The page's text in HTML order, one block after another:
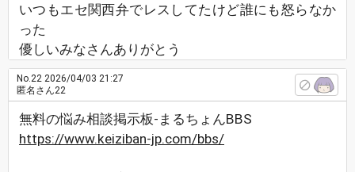
いつもエセ関西弁でレスしてたけど誰にも怒らなか
った
優しいみなさんありがとう
No.22 2026/04/03 21:27
匿名さん22
無料の悩み相談掲示板-まるちょんBBS
https://www.keiziban-jp.com/bbs/